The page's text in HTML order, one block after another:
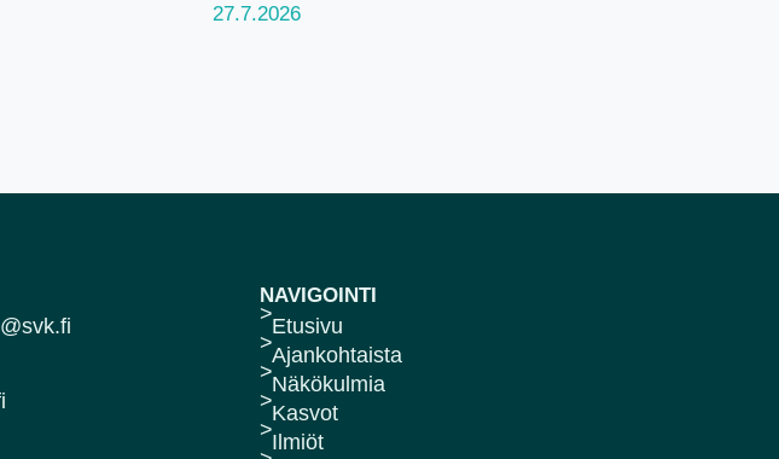
27.7.2026
NAVIGOINTI
Etusivu
Ajankohtaista
Näkökulmia
Kasvot
Ilmiöt